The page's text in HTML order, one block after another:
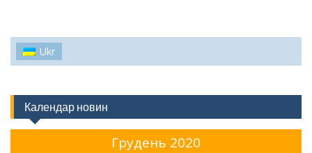
Ukr
Календар новин
Грудень 2020